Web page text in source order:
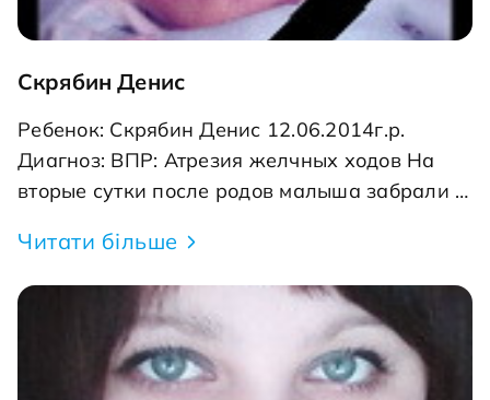
Скрябин Денис
Ребенок: Скрябин Денис 12.06.2014г.р.
Диагноз: ВПР: Атрезия желчных ходов На
вторые сутки после родов малыша забрали в
диагнозом порок сердца. Проведя осмотр
ребенка, врачи Никопольского роддома
приняли решение к экстренной
госпитализации в Днепропетровский
областной клинический центр кардиологии и
Читати більше